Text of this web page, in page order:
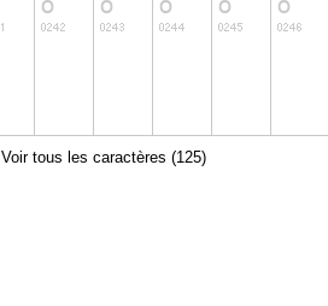
Voir tous les caractères (125)